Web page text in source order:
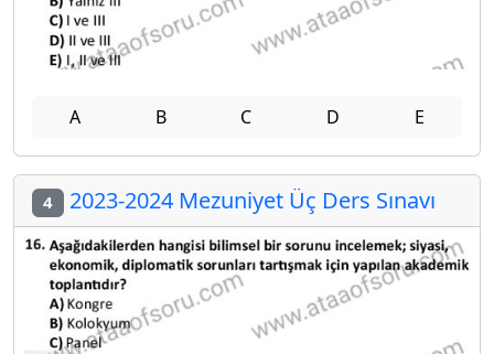
A B C D E
4 2023-2024 Mezuniyet Üç Ders Sınavı